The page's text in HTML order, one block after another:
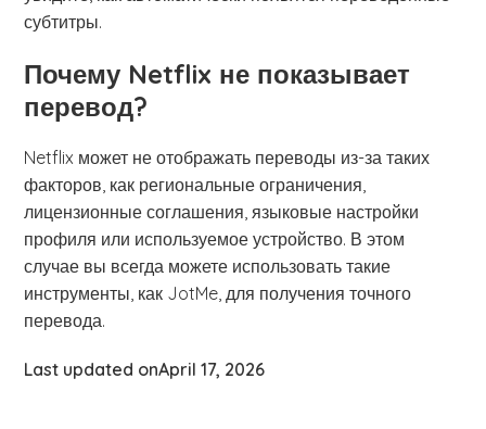
субтитры.
Почему Netflix не показывает
перевод?
Netflix может не отображать переводы из-за таких
факторов, как региональные ограничения,
лицензионные соглашения, языковые настройки
профиля или используемое устройство. В этом
случае вы всегда можете использовать такие
инструменты, как JotMe, для получения точного
перевода.
Last updated onApril 17, 2026